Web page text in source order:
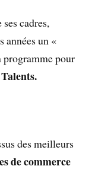
cadres,
années un «
programme pour
des meilleurs
de commerce